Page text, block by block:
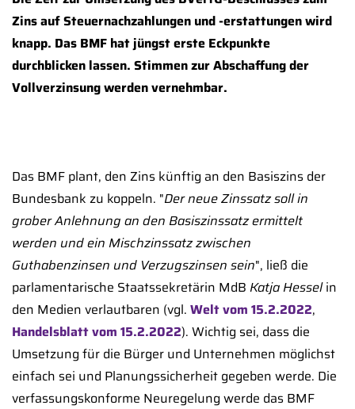
Zins auf Steuernachzahlungen und -erstattungen wird
knapp. Das BMF hat jüngst erste Eckpunkte
durchblicken lassen. Stimmen zur Abschaffung der
Vollverzinsung werden vernehmbar.
Das BMF plant, den Zins künftig an den Basiszins der
Bundesbank zu koppeln. "Der neue Zinssatz soll in
grober Anlehnung an den Basiszinssatz ermittelt
werden und ein Mischzinssatz zwischen
Guthabenzinsen und Verzugszinsen sein", ließ die
parlamentarische Staatssekretärin MdB Katja Hesselin
den Medien verlautbaren (vgl. Welt vom 15.2.2022,
Handelsblatt vom 15.2.2022). Wichtig sei, dass die
Umsetzung für die Bürger und Unternehmen möglichst
einfach sei und Planungssicherheit gegeben werde. Die
verfassungskonforme Neuregelung werde das BMF